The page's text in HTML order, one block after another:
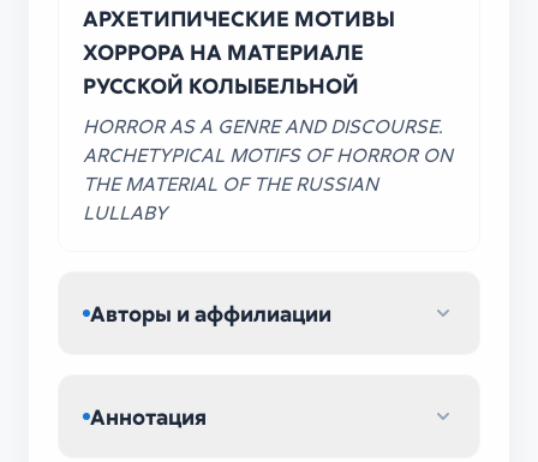
АРХЕТИПИЧЕСКИЕ МОТИВЫ
ХОРРОРА НА МАТЕРИАЛЕ
РУССКОЙ КОЛЫБЕЛЬНОЙ
HORROR AS A GENRE AND DISCOURSE.
ARCHETYPICAL MOTIFS OF HORROR ON
THE MATERIAL OF THE RUSSIAN
LULLABY
Авторы и аффилиации
Аннотация